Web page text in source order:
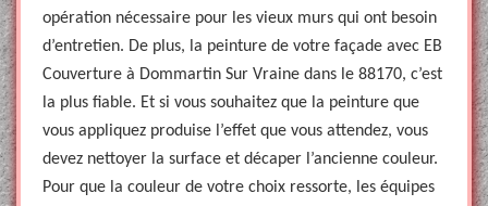
opération nécessaire pour les vieux murs qui ont besoin
d’entretien. De plus, la peinture de votre façade avec EB
Couverture à Dommartin Sur Vraine dans le 88170, c’est
la plus fiable. Et si vous souhaitez que la peinture que
vous appliquez produise l’effet que vous attendez, vous
devez nettoyer la surface et décaper l’ancienne couleur.
Pour que la couleur de votre choix ressorte, les équipes